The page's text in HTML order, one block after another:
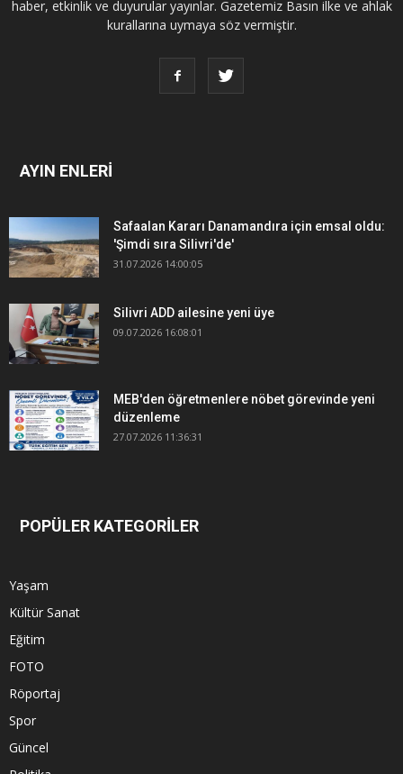
haber, etkinlik ve duyurular yayınlar. Gazetemiz Basın ilke ve ahlak
kurallarına uymaya söz vermiştir.
AYIN ENLERİ
Safaalan Kararı Danamandıra için emsal oldu:
'Şimdi sıra Silivri'de'
31.07.2026 14:00:05
Silivri ADD ailesine yeni üye
09.07.2026 16:08:01
MEB'den öğretmenlere nöbet görevinde yeni
düzenleme
27.07.2026 11:36:31
POPÜLER KATEGORİLER
Yaşam
Kültür Sanat
Eğitim
FOTO
Röportaj
Spor
Güncel